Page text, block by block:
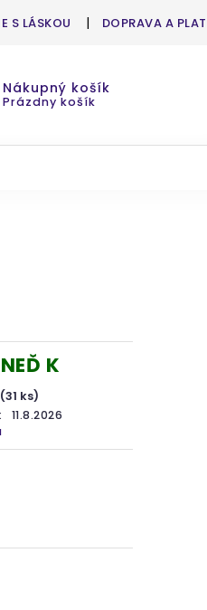
S LÁSKOU DOPRAVA A
Nákupný košík
Prázdny košík
K
(31 ks)
11.8.2026